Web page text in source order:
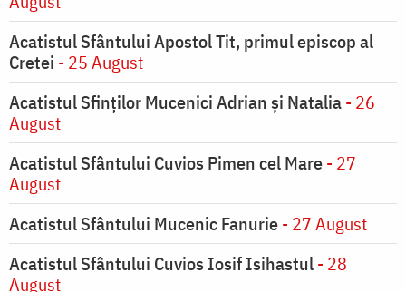
Acatistul Sfântului Apostol Tit, primul episcop al
Cretei - 25 August
Acatistul Sfinților Mucenici Adrian și Natalia- 26
August
Acatistul Sfântului Cuvios Pimen cel Mare- 27
August
Acatistul Sfântului Mucenic Fanurie- 27 August
Acatistul Sfântului Cuvios Iosif Isihastul- 28
August